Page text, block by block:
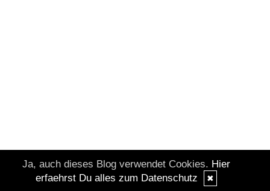
Ja, auch dieses Blog verwendet Cookies. Hier
erfaehrst Du alles zum Datenschutz
✖